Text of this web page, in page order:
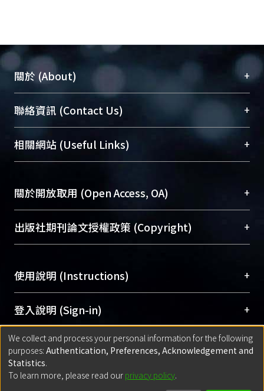
關於 (About) +
臺大位居世界頂尖大學之列，為永久珍藏及向國際
展現本校豐碩的研究成果及學術能量，圖書館整合
機構典藏（NTUR）與學術庫（AH）不同功能平
台，成為臺大學術典藏NTU scholars。期能整合研
成果。
To permanently archive and promote researcher
profiles and scholarly works, Library integrates the
services of “NTU Repository” with “Academic
聯絡資訊 (Contact Us) +
總館學科館員(Main Library)
醫學圖書館學科館員(Medical Library)
Sciences Library)
相關網站 (Useful Links) +
關於開放取用 (Open Access, OA) +
開放取用是從使用者角度提升資訊取用性的社會運
動，應用在學術研究上是透過將研究著作公開供使
用逐年攀升。同時可加速研究發展、提升研究影響
Archive）平台。 （點選深入了解OA）
出版社期刊論文授權政策 (Copyright) +
含部分內容的版權非匯入者所有，或由第三方贊
助與合作完成，請確認該版權所有者及第三方同
意提供此授權。
Please represent that the submission is your
original work, and that you have the right to
grant the rights to upload.
若欲上傳已出版的全文電子檔，可使用
使用說明 (Instructions) +
網站簡介(Quickstart Guide)
使用手冊(Instruction Manual)
線上預約服務(Booking Service)
登入說明 (Sign-in) +
方案一：臺灣大學計算機中心帳號登入
(With C&INC Email Account)
方案二：ORCID帳號登入(With ORCID)
匯入著作 (Submission) +
方案一：定期更新ORCID者，以ID匯入
We collect and process your personal information for the following
purposes: Authentication, Preferences, Acknowledgement and
Statistics.
To learn more, please read our privacy policy.